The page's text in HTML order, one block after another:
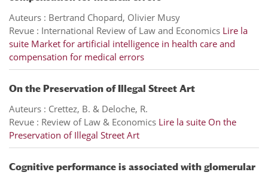
Auteurs : Bertrand Chopard, Olivier Musy
Revue : International Review of Law and Economics Lire la
suite Market for artificial intelligence in health care and
compensation for medical errors
On the Preservation of Illegal Street Art
Auteurs : Crettez, B. & Deloche, R.
Revue : Review of Law & Economics Lire la suite On the
Preservation of Illegal Street Art
Cognitive performance is associated with glomerular